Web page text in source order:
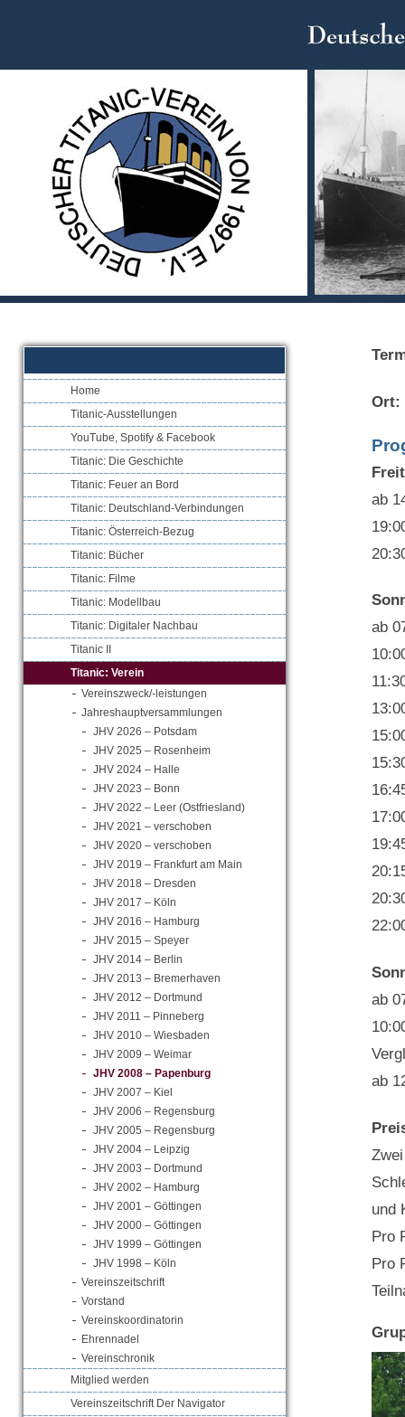
Home
Titanic-Ausstellungen
YouTube, Spotify & Facebook
Titanic: Die Geschichte
Titanic: Feuer an Bord
Titanic: Deutschland-Verbindungen
Titanic: Österreich-Bezug
Titanic: Bücher
Titanic: Filme
Titanic: Modellbau
Titanic: Digitaler Nachbau
Titanic II
Titanic: Verein
Vereinszweck/-leistungen
Jahreshauptversammlungen
JHV 2026 – Potsdam
JHV 2025 – Rosenheim
JHV 2024 – Halle
JHV 2023 – Bonn
JHV 2022 – Leer (Ostfriesland)
JHV 2021 – verschoben
JHV 2020 – verschoben
JHV 2019 – Frankfurt am Main
JHV 2018 – Dresden
JHV 2017 – Köln
JHV 2016 – Hamburg
JHV 2015 – Speyer
JHV 2014 – Berlin
JHV 2013 – Bremerhaven
JHV 2012 – Dortmund
JHV 2011 – Pinneberg
JHV 2010 – Wiesbaden
JHV 2009 – Weimar
JHV 2008 – Papenburg
JHV 2007 – Kiel
JHV 2006 – Regensburg
JHV 2005 – Regensburg
JHV 2004 – Leipzig
JHV 2003 – Dortmund
JHV 2002 – Hamburg
JHV 2001 – Göttingen
JHV 2000 – Göttingen
JHV 1999 – Göttingen
JHV 1998 – Köln
Vereinszeitschrift
Vorstand
Vereinskoordinatorin
Ehrennadel
Vereinschronik
Mitglied werden
Vereinszeitschrift Der Navigator
Ort:
ab
ab
ab
ab
und
Pro
Pro